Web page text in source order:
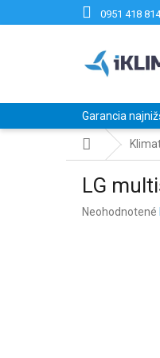
0951 418 814
Garancia
Domov
LG
Priemerné
Neohodnotené